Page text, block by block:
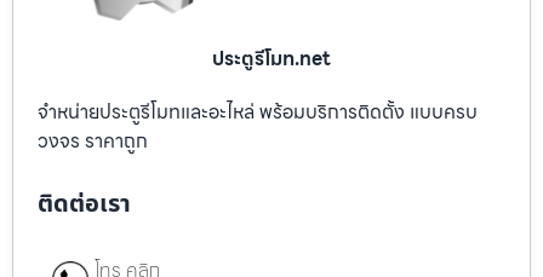
ประตูรีโมท.net
จำหน่ายประตูรีโมทและอะไหล่ พร้อมบริการติดตั้ง แบบครบ
วงจร ราคาถูก
ติดต่อเรา
โทร คลิก